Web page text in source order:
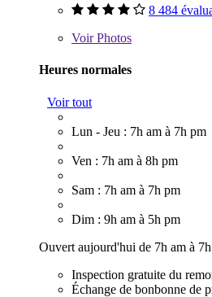
8 484
VoirPhotos
Heures normales
Voir tout
Lun - Jeu : 7h am à 7h pm
Ven : 7h am à 8h pm
Sam : 7h am à 7h pm
Dim : 9h am à 5h pm
Ouvert aujourd'hui de 7h am à
Inspection gratuite du
Échange de bonbonne de